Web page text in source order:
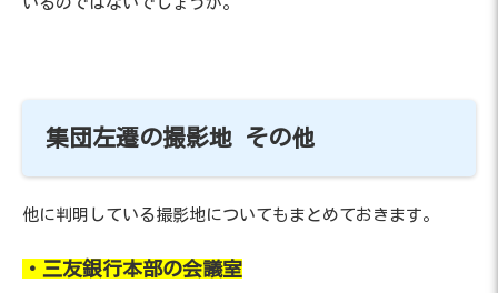
集団左遷の撮影地 その他
他に判明している撮影地についてもまとめておきます。
・三友銀行本部の会議室